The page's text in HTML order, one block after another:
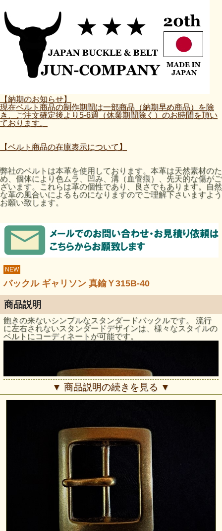
【納期のお知らせ】
現在ベルト商品の制作期間は一部商品（納期早め商品）を除
き、ご注文確定後より5-6週（休業期間除く）のお時間を頂い
ております。
【ベルト商品の在庫表示について】
弊社のベルトは本革を使用しております。本革は天然素材のた
め、個体により色ムラ、凹み、溝（血管痕）、先天的な傷がご
ざいます。これらは革の個性であり、良さでもあります。自然
な革の風合いによるものになりますのでご理解下さいますよう
お願い致します。
NEW
バックル ギャリソン 真鍮Ｙ315B-40
商品説明
飽きの来ないシンプルなスタンダードバックルです。 流行
に左右されないスタンダードデザインは、様々なスタイルの
ベルトにコーディネートが可能です。
重みのあるしっかりとした作りのバックルです。
▼ 商品説明の続きを見る ▼